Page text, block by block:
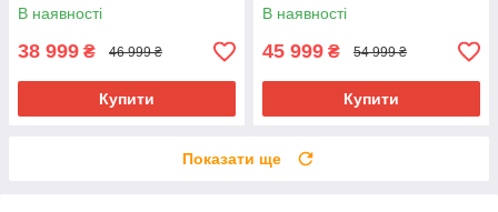
В наявності
38 999 ₴ 46 999 ₴
Купити
В наявності
45 999 ₴ 54 999 ₴
Купити
Показати ще